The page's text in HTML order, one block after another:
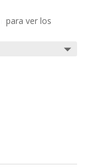
para ver los